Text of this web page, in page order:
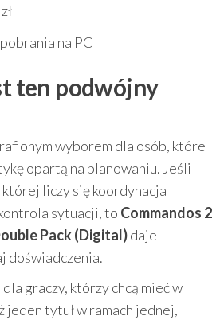
na PC
ten podwójny
wyborem dla osób, które
opartą na planowaniu. Jeśli
liczy się koordynacja
sytuacji, to Commandos 2
Pack (Digital)daje
doświadczenia.
graczy, którzy chcą mieć w
tytuł w ramach jednej,